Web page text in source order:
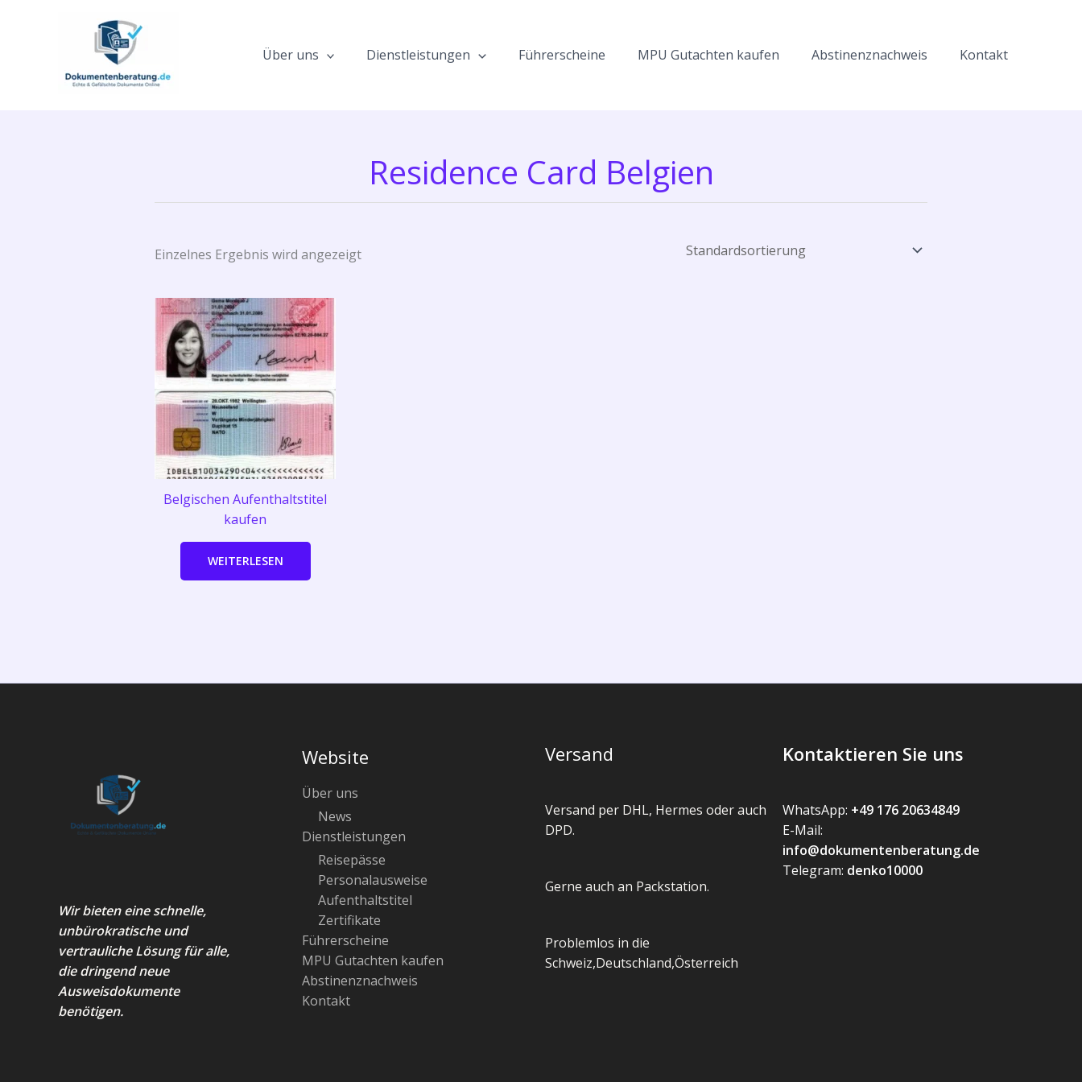
Über uns Dienstleistungen Führerscheine MPU Gutachten kaufen Abstinenznachweis Kontakt
Residence Card Belgien
Einzelnes Ergebnis wird angezeigt
Belgischen Aufenthaltstitel
kaufen
WEITERLESEN
Wir bieten eine schnelle,
unbürokratische und
vertrauliche Lösung für alle,
die dringend neue
Ausweisdokumente
benötigen.
Website
Über uns
News
Dienstleistungen
Reisepässe
Personalausweise
Aufenthaltstitel
Zertifikate
Führerscheine
MPU Gutachten kaufen
Abstinenznachweis
Kontakt
Versand
Versand per DHL, Hermes oder auch
DPD.
Gerne auch an Packstation.
Problemlos in die
Schweiz,Deutschland,Österreich
Kontaktieren Sie uns
WhatsApp: +49 176 20634849
E-Mail:
info@dokumentenberatung.de
Telegram: denko10000